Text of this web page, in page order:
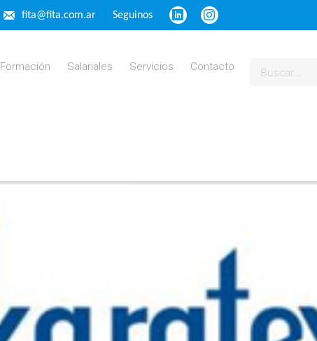
fita@fita.com.ar Seguinos
Formación Salariales Servicios Contacto